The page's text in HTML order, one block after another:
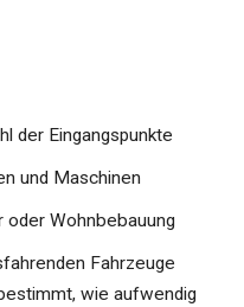
der Eingangspunkte
und Maschinen
Wohnbebauung
Fahrzeuge
wie aufwendig